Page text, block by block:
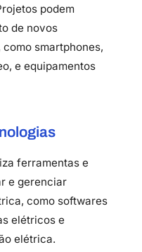
podem
de novos
smartphones,
e equipamentos
ferramentas e
e gerenciar
como softwares
elétricos e
elétrica.